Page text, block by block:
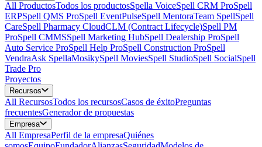
All ProductosTodos los productosSpella VoiceSpell CRM ProSpell
ERPSpell QMS ProSpell EventPulseSpell MentoraTeam SpellSpell
CareSpell Pharmacy CloudCLM (Contract Lifecycle)Spell PM
ProSpell CMMSSpell Marketing HubSpell Dealership ProSpell
Auto Service ProSpell Help ProSpell Construction ProSpell
VendraAsk SpellaMosikySpell MoviesSpell StudioSpell SocialSpell
Trade Pro
Proyectos
Recursos
All RecursosTodos los recursosCasos de éxitoPreguntas
frecuentesGenerador de propuestas
Empresa
All EmpresaPerfil de la empresaQuiénes